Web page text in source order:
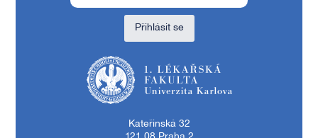
Přihlásit se
Kateřinská 32